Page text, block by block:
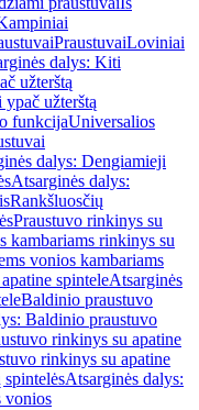
PraustuvaiLoviniai
dalys: Kiti
užterštą
užterštą
funkcijaUniversalios
dalys: Dengiamieji
Atsarginės dalys:
Rankšluosčių
Praustuvo rinkinys su
kambariams rinkinys su
vonios kambariams
spinteleAtsarginės
Baldinio praustuvo
Baldinio praustuvo
rinkinys su apatine
rinkinys su apatine
spintelėsAtsarginės dalys:
vonios